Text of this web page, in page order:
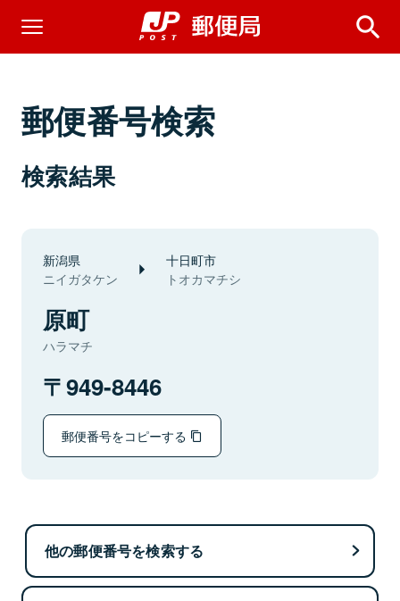
郵便番号検索
検索結果
新潟県
ニイガタケン
十日町市
トオカマチシ
原町
ハラマチ
949-8446
郵便番号をコピーする
他の郵便番号を検索する